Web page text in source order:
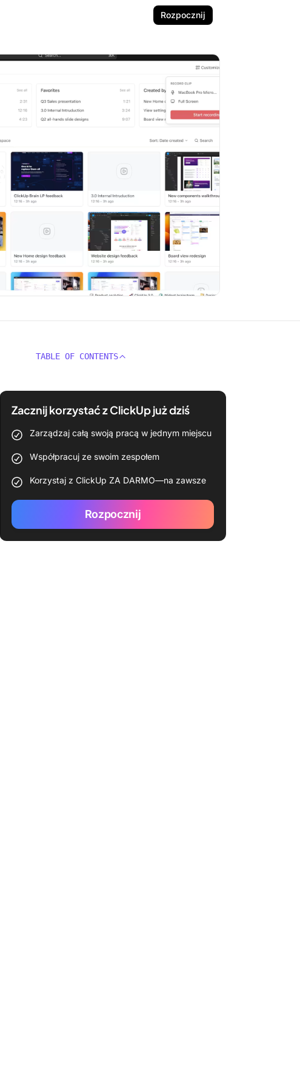
Rozpocznij
TABLE OF CONTENTS
Zacznij korzystać z ClickUp już dziś
Zarządzaj całą swoją pracą w jednym miejscu
Współpracuj ze swoim zespołem
Korzystaj z ClickUp ZA DARMO—na zawsze
Rozpocznij